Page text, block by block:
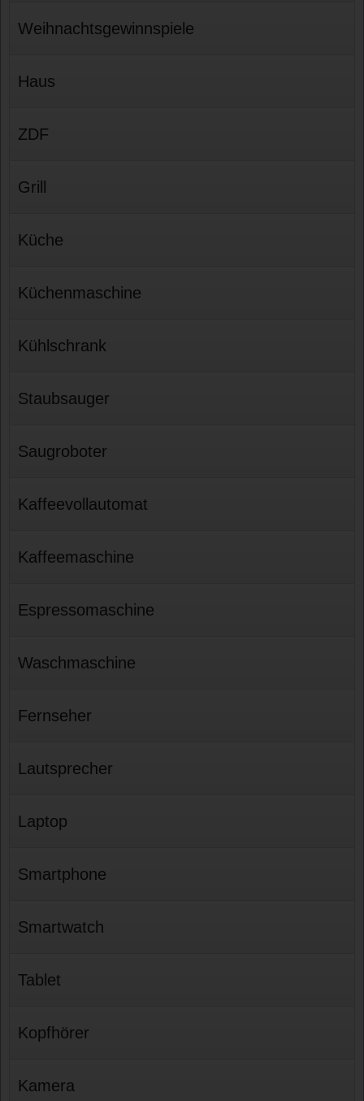
Weihnachtsgewinnspiele
Haus
ZDF
Grill
Küche
Küchenmaschine
Kühlschrank
Staubsauger
Saugroboter
Kaffeevollautomat
Kaffeemaschine
Espressomaschine
Waschmaschine
Fernseher
Lautsprecher
Laptop
Smartphone
Smartwatch
Tablet
Kopfhörer
Kamera